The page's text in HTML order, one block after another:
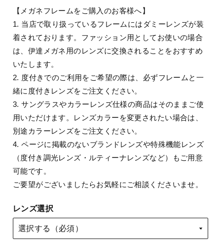
【メガネフレームをご購入のお客様へ】
1. 当店で取り扱っているフレームにはダミーレンズが装
着されております。ファッション用としてお使いの場合
は、伊達メガネ用のレンズに交換されることをおすすめ
いたします。
2. 度付きでのご利用をご希望の際は、必ずフレームと一
緒に度付きレンズをご注文ください。
3. サングラスやカラーレンズ仕様の商品はそのままご使
用いただけます。レンズカラーを変更されたい場合は、
別途カラーレンズをご注文ください。
4. ページに掲載のないブランドレンズや特殊機能レンズ
（度付き調光レンズ・ルティーナレンズなど）もご用意
可能です。
ご要望がございましたらお気軽にご相談くださいませ。
レンズ選択